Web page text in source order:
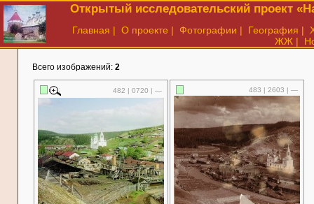
Открытый исследовательский проект
Главная | О проекте | Фотографии | География |
ЖЖ |
Всего изображений: 2
482 | 0720 | — 483 | 2603 | —